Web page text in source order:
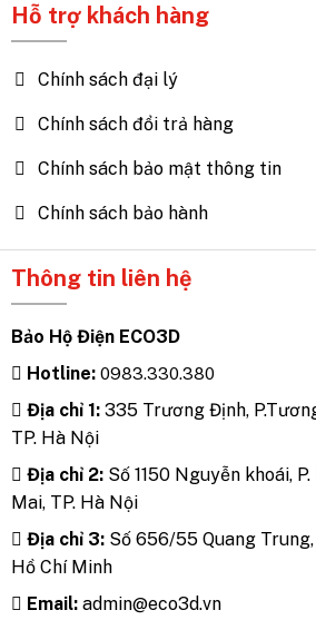
Hỗ trợ khách hàng
Chính sách đại lý
Chính sách đổi trả hàng
Chính sách bảo mật thông tin
Chính sách bảo hành
Thông tin liên hệ
Bảo Hộ Điện ECO3D
Hotline: 0983.330.380
Địa chỉ 1: 335 Trương Định,
TP. Hà Nội
Địa chỉ 2: Số 1150 Nguyễn khoái,
Mai, TP. Hà Nội
Địa chỉ 3: Số 656/55 Quang Trung,
Hồ Chí Minh
Email: admin@eco3d.vn